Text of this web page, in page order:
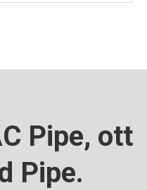
Pipe, ott
Pipe.